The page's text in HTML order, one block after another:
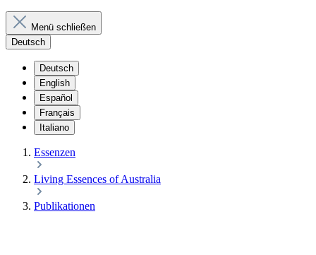
Menü schließen
Deutsch
Deutsch
English
Español
Français
Italiano
Essenzen
Living Essences of Australia
Publikationen